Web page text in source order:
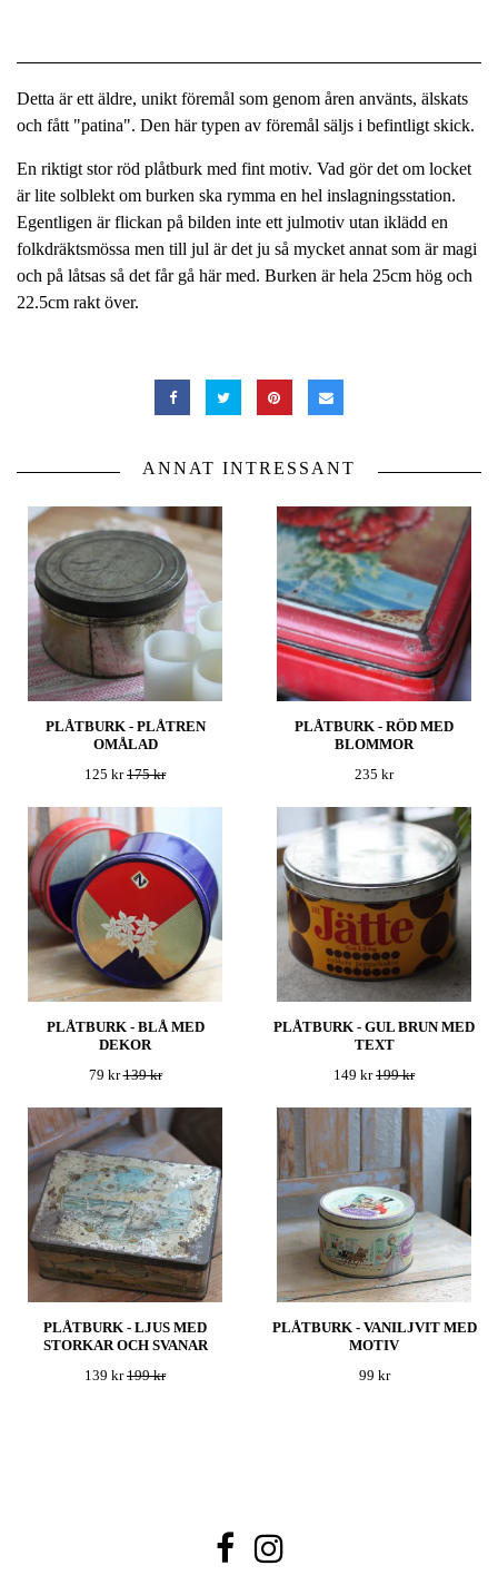
Detta är ett äldre, unikt föremål som genom åren använts, älskats
och fått "patina". Den här typen av föremål säljs i befintligt skick.
En riktigt stor röd plåtburk med fint motiv. Vad gör det om locket
är lite solblekt om burken ska rymma en hel inslagningsstation.
Egentligen är flickan på bilden inte ett julmotiv utan iklädd en
folkdräktsmössa men till jul är det ju så mycket annat som är magi
och på låtsas så det får gå här med. Burken är hela 25cm hög och
22.5cm rakt över.
ANNAT INTRESSANT
PLÅTBURK - PLÅTREN
OMÅLAD
125 kr175 kr
PLÅTBURK - RÖD MED
BLOMMOR
235 kr
PLÅTBURK - BLÅ MED
DEKOR
79 kr139 kr
PLÅTBURK - GUL BRUN MED
TEXT
149 kr199 kr
PLÅTBURK - LJUS MED
STORKAR OCH SVANAR
139 kr199 kr
PLÅTBURK - VANILJVIT MED
MOTIV
99 kr